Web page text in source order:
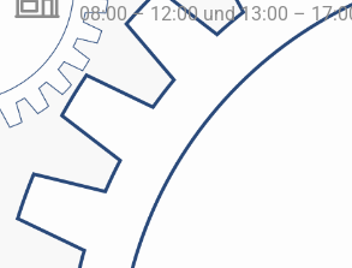
08:00 – 12:00 und 13:00 –